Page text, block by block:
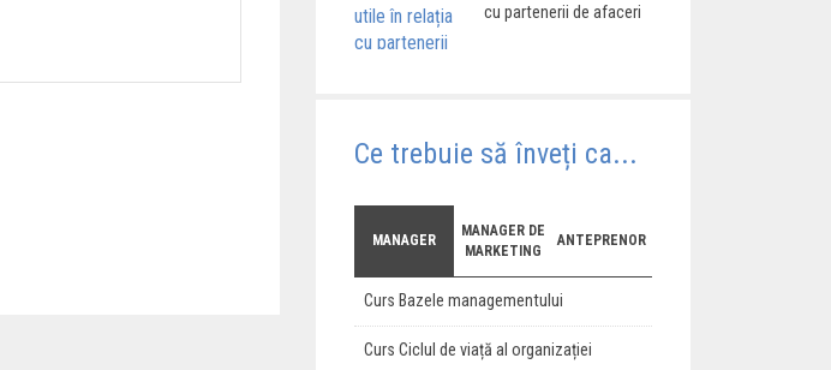
cu partenerii de afaceri
Ce trebuie să înveți ca...
MANAGER
MANAGER DE
MARKETING
ANTEPRENOR
Curs Bazele managementului
Curs Ciclul de viață al organizației